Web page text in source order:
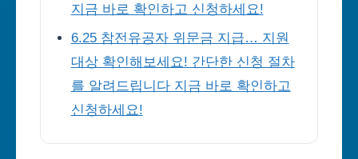
지금 바로 확인하고 신청하세요!
6.25 참전유공자 위문금 지급… 지원
대상 확인해보세요! 간단한 신청 절차
를 알려드립니다 지금 바로 확인하고
신청하세요!